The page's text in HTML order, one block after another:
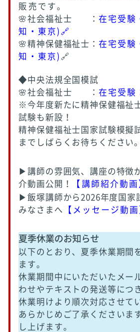
販売です。
🌸社会福祉士 ： 在宅受験
知・東京)🔗
🌸精神保健福祉士： 在宅受験
知・東京) 🔗
◆中央法規全国模試
🌸社会福祉士 ： 在宅受験
※今年度新たに精神保健福祉
試験も新設！
精神保健福祉士国家試験模擬
までしばらくお待ちください。
▶講師の雰囲気、講座の特徴
介動画公開！
【講師紹介動画
▶飯塚講師から2026年度国家
みなさまへ 【メッセージ動
夏季休業のお知らせ
以下のとおり、夏季休業期間
ます。
休業期間中にいただいたメー
わせやテキストの発送等につ
休業明けより順次対応させて
あらかじめご了承くださいま
し上げます。